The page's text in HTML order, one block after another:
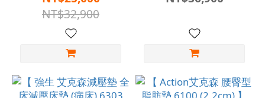
NT$32,900